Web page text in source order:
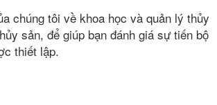
chúng tôi về khoa học và quản lý thủy
sản, để giúp bạn đánh giá sự tiến bộ
thiết lập.